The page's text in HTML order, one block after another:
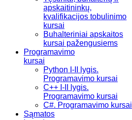
apskaitininkų,
kvalifikacijos tobulinimo
kursai
Buhalteriniai apskaitos
kursai pažengusiems
Programavimo
kursai
Python I-II lygis.
Programavimo kursai
C++ I-II lygis.
Programavimo kursai
C#. Programavimo kursai
Sąmatos